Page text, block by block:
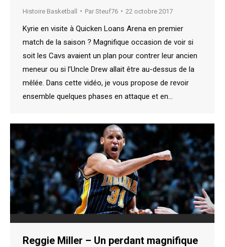
Histoire Basketball Par Steuf76 22 octobre 2017
Kyrie en visite à Quicken Loans Arena en premier
match de la saison ? Magnifique occasion de voir si
soit les Cavs avaient un plan pour contrer leur ancien
meneur ou si l’Uncle Drew allait être au-dessus de la
mêlée. Dans cette vidéo, je vous propose de revoir
ensemble quelques phases en attaque et en…
Reggie Miller – Un perdant magnifique